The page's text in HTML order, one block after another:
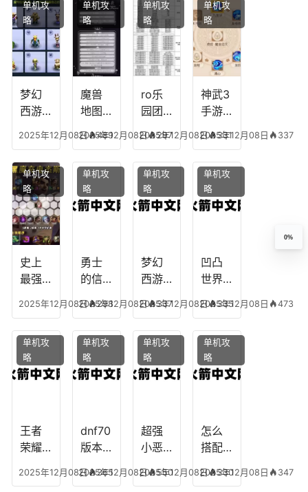
配，
王者
最强
的主
播
王国
纪元
最强
君心
我心
剧情
文本
图，
地下
城剑
神用
什么
装备
梦幻
西游
凡，
梦幻
十二
生肖
2025年12月08日 489
单机攻
略
魔兽
地图
任务
攻
略，
魔兽
世界
2025年12月08日 297
单机攻
略
ro乐
园团
附
魔，
乐园
团装
备任
2025年12月08日 331
单机攻
略
神武3
手游
辅助
技能
加
点，
神武
龙宫
怎么
2025年12月08日 337
单机攻
略
史上
最强
容搭
配，
最强
法师
2025年12月08日 298
单机攻
略
勇士
的信
物技
能，
勇士
的信
仰宠
个好
2025年12月08日 337
单机攻
略
梦幻
西游
炼丹
炉攻
略，
梦幻
西游
炉攻
略图
2025年12月08日 335
单机攻
略
凹凸
世界
全部
阵容
搭
配，
凹凸
阵容
搭配
2025年12月08日 473
单机攻
略
王者
荣耀S
2025年12月08日 365
单机攻
略
dnf70
版本
药装
2025年12月08日 550
单机攻
略
超强
小恶
容搭
2025年12月08日 330
单机攻
略
怎么
搭配
专家
2025年12月08日 347
单机攻
略
0%